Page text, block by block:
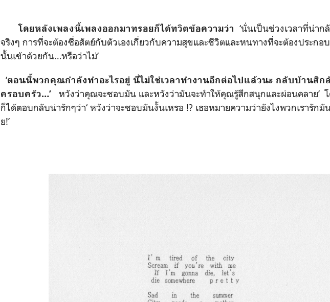
โดยหลังเพลงนี้เพลงออกมาทรอยก็ได้ทวิตข้อความว่า ‘นั่นเป็นช่วงเวลาที่น่าก
จริงๆ การที่จะต้องซื่อสัตย์กับตัวเองเกี่ยวกับความสุขและชีวิตและหนทางที่จะต้องประกอ
นั้นเข้าด้วยกัน…หรือว่าไม่’
‘ตอนนี้พวกคุณกำลังทำอะไรอยู่ นี่ไม่ใช่เวลาทำงานอีกต่อไปแล้วนะ กลับบ้านสิก
ครอบครัว…’ หวังว่าคุณจะชอบมัน และหวังว่ามันจะทำให้คุณรู้สึกสนุกและผ่อนคลาย’
ก็ได้ตอบกลับน่ารักๆว่า‘ หวังว่าจะชอบมันงั้นเหรอ !? เธอหมายความว่ายังไงพวกเรารักมั
ย!’